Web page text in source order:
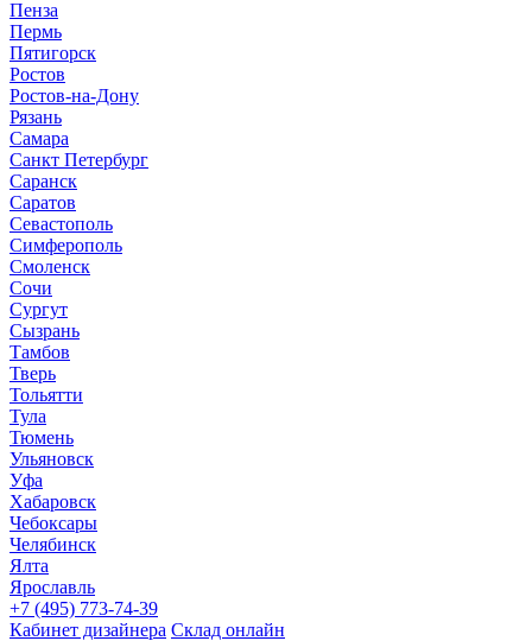
Пенза
Пермь
Пятигорск
Ростов
Ростов-на-Дону
Рязань
Самара
Санкт Петербург
Саранск
Саратов
Севастополь
Симферополь
Смоленск
Сочи
Сургут
Сызрань
Тамбов
Тверь
Тольятти
Тула
Тюмень
Ульяновск
Уфа
Хабаровск
Чебоксары
Челябинск
Ялта
Ярославль
+7 (495) 773-74-39
Кабинет дизайнера Склад онлайн